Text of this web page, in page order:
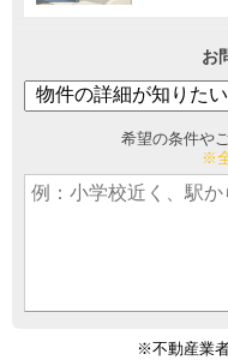
お
希望の条件や
※
※不動産業